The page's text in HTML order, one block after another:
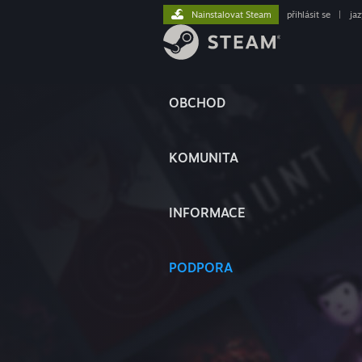
OBCHOD
KOMUNITA
INFORMACE
PODPORA
Nainstalovat Steam přihlásit se